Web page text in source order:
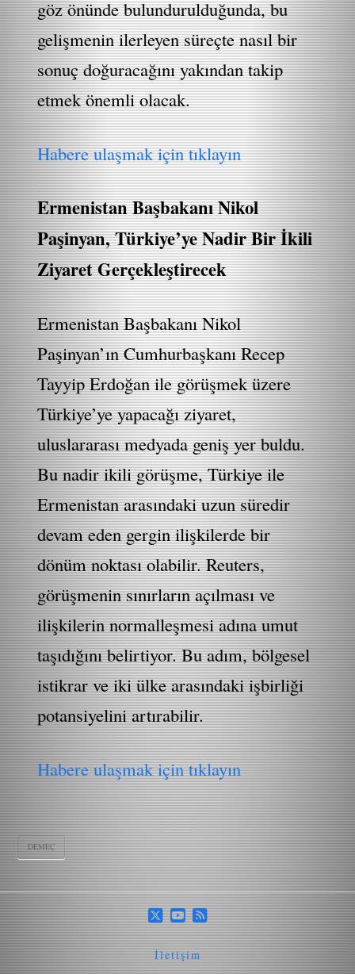
göz önünde bulundurulduğunda, bu
gelişmenin ilerleyen süreçte nasıl bir
sonuç doğuracağını yakından takip
etmek önemli olacak.
Habere ulaşmak için tıklayın
Ermenistan Başbakanı Nikol
Paşinyan, Türkiye’ye Nadir Bir İkili
Ziyaret Gerçekleştirecek
Ermenistan Başbakanı Nikol
Paşinyan’ın Cumhurbaşkanı Recep
Tayyip Erdoğan ile görüşmek üzere
Türkiye’ye yapacağı ziyaret,
uluslararası medyada geniş yer buldu.
Bu nadir ikili görüşme, Türkiye ile
Ermenistan arasındaki uzun süredir
devam eden gergin ilişkilerde bir
dönüm noktası olabilir. Reuters,
görüşmenin sınırların açılması ve
ilişkilerin normalleşmesi adına umut
taşıdığını belirtiyor. Bu adım, bölgesel
istikrar ve iki ülke arasındaki işbirliği
potansiyelini artırabilir.
Habere ulaşmak için tıklayın
DEMEÇ
İletişim